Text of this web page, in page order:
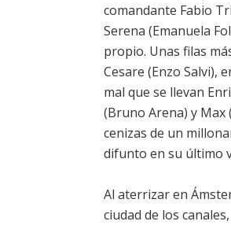
comandante Fabio
Serena (Emanuela
propio. Unas filas
Cesare (Enzo Salvi),
mal que se llevan
(Bruno Arena) y Max
cenizas de un
difunto en su último
Al aterrizar en
ciudad de los